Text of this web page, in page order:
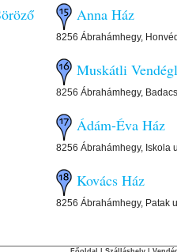
Anna Ház
8256 Ábrahámhegy,
Muskátli
8256 Ábrahámhegy,
Ádám-Éva Ház
8256 Ábrahámhegy, Iskola
Kovács Ház
8256 Ábrahámhegy, Patak